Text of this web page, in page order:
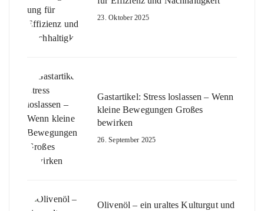
23. Oktober 2025
Gastartikel: Stress loslassen – Wenn
kleine Bewegungen Großes
bewirken
26. September 2025
Olivenöl – ein uraltes Kulturgut und